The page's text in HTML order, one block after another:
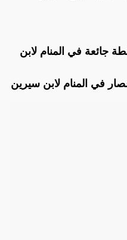
جائعة في المنام لابن
في المنام لابن سيرين